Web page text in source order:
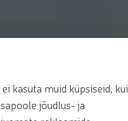
kasuta muid küpsiseid, kui
jõudlus- ja